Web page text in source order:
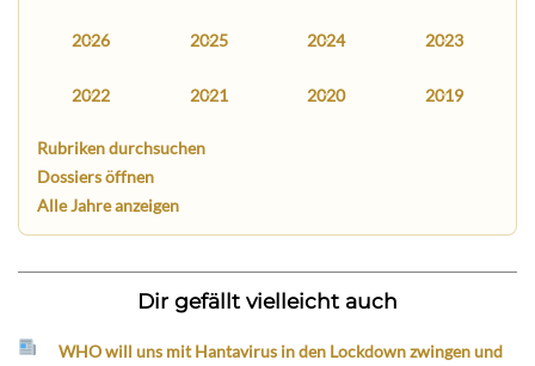
2026 2025 2024 2023
2022 2021 2020 2019
Rubriken durchsuchen
Dossiers öffnen
Alle Jahre anzeigen
Dir gefällt vielleicht auch
WHO will uns mit Hantavirus in den Lockdown zwingen und